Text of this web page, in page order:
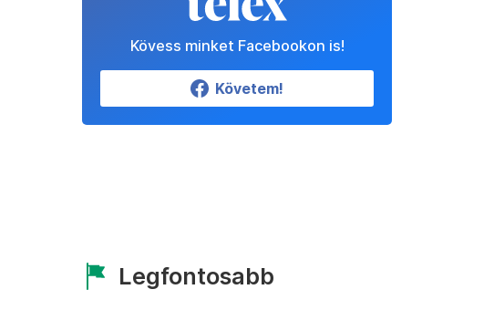
Kövess minket Facebookon is!
Követem!
Legfontosabb